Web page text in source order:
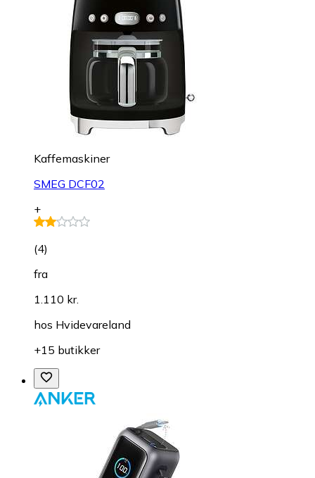
Kaffemaskiner
SMEG DCF02
+
(4)
fra
1.110 kr.
hos Hvidevareland
+15 butikker